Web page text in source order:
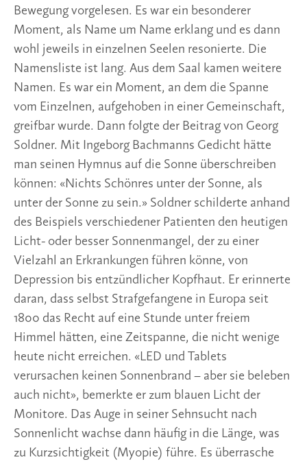
Bewegung vorgelesen. Es war ein besonderer
Moment, als Name um Name erklang und es dann
wohl jeweils in einzelnen Seelen resonierte. Die
Namensliste ist lang. Aus dem Saal kamen weitere
Namen. Es war ein Moment, an dem die Spanne
vom Einzelnen, aufgehoben in einer Gemeinschaft,
greifbar wurde. Dann folgte der Beitrag von Georg
Soldner. Mit Ingeborg Bachmanns Gedicht hätte
man seinen Hymnus auf die Sonne überschreiben
können: «Nichts Schönres unter der Sonne, als
unter der Sonne zu sein.» Soldner schilderte anhand
des Beispiels verschiedener Patienten den heutigen
Licht- oder besser Sonnenmangel, der zu einer
Vielzahl an Erkrankungen führen könne, von
Depression bis entzündlicher Kopfhaut. Er erinnerte
daran, dass selbst Strafgefangene in Europa seit
1800 das Recht auf eine Stunde unter freiem
Himmel hätten, eine Zeitspanne, die nicht wenige
heute nicht erreichen. «LED und Tablets
verursachen keinen Sonnenbrand – aber sie beleben
auch nicht», bemerkte er zum blauen Licht der
Monitore. Das Auge in seiner Sehnsucht nach
Sonnenlicht wachse dann häufig in die Länge, was
zu Kurzsichtigkeit (Myopie) führe. Es überrasche